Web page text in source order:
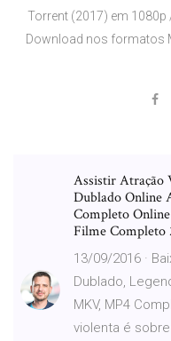
Torrent (2017) em 1080p
Download nos formatos
Assistir Atração
Dublado Online
Completo
Filme Completo
13/09/2016 ·
Dublado,
MKV, MP4
violenta é